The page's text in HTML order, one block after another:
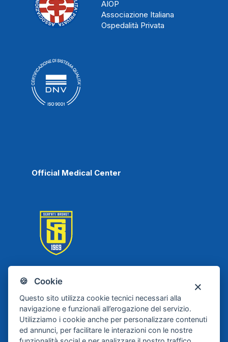
🍪 Cookie
Questo sito utilizza cookie tecnici necessari alla
navigazione e funzionali all’erogazione del servizio.
Utilizziamo i cookie anche per personalizzare contenuti
ed annunci, per facilitare le interazioni con le nostre
AIOP
Associazione Italiana
Ospedalità Privata
Official Medical Center
Scafati Basket